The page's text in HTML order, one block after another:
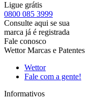
Ligue grátis
0800 085 3999
Consulte aqui se sua
marca já é registrada
Fale conosco
Wettor Marcas e Patentes
Wettor
Fale com a gente!
Informativos